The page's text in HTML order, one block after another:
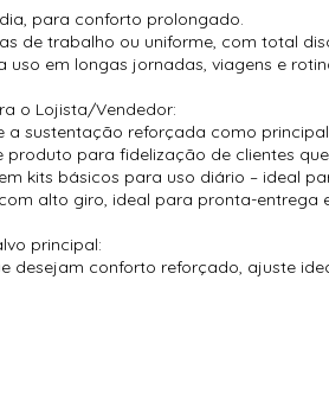
para conforto prolongado.
de trabalho ou uniforme, com total
uso em longas jornadas, viagens e
o Lojista/Vendedor:
a sustentação reforçada como
produto para fidelização de clientes
kits básicos para uso diário – ideal
alto giro, ideal para pronta-entrega
principal:
desejam conforto reforçado, ajuste